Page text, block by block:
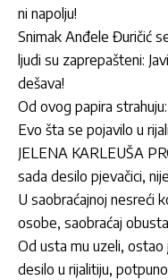
ni napolju!
Snimak Anđele Đuričić
ljudi su zaprepašteni:
dešava!
Od ovog papira
Evo šta se pojavilo u
JELENA KARLEUŠA
sada desilo pjevačici,
U saobraćajnoj nesreći
osobe, saobraćaj
Od usta mu uzeli, ostao
desilo u rijalitiju,